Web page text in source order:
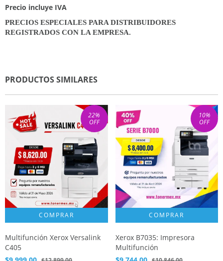
Precio incluye IVA
PRECIOS ESPECIALES PARA DISTRIBUIDORES
REGISTRADOS CON LA EMPRESA.
PRODUCTOS SIMILARES
22%
OFF
Multifunción Xerox Versalink
C405
10%
OFF
Xerox B7035: Impresora
Multifunción